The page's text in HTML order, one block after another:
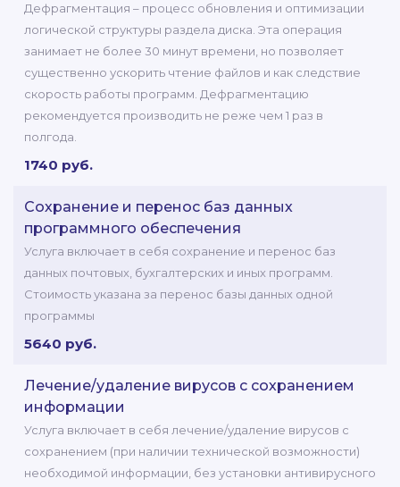
Дефрагментация – процесс обновления и оптимизации
логической структуры раздела диска. Эта операция
занимает не более 30 минут времени, но позволяет
существенно ускорить чтение файлов и как следствие
скорость работы программ. Дефрагментацию
рекомендуется производить не реже чем 1 раз в
полгода.
1740 руб.
Сохранение и перенос баз данных
программного обеспечения
Услуга включает в себя сохранение и перенос баз
данных почтовых, бухгалтерских и иных программ.
Стоимость указана за перенос базы данных одной
программы
5640 руб.
Лечение/удаление вирусов с сохранением
информации
Услуга включает в себя лечение/удаление вирусов с
сохранением (при наличии технической возможности)
необходимой информации, без установки антивирусного